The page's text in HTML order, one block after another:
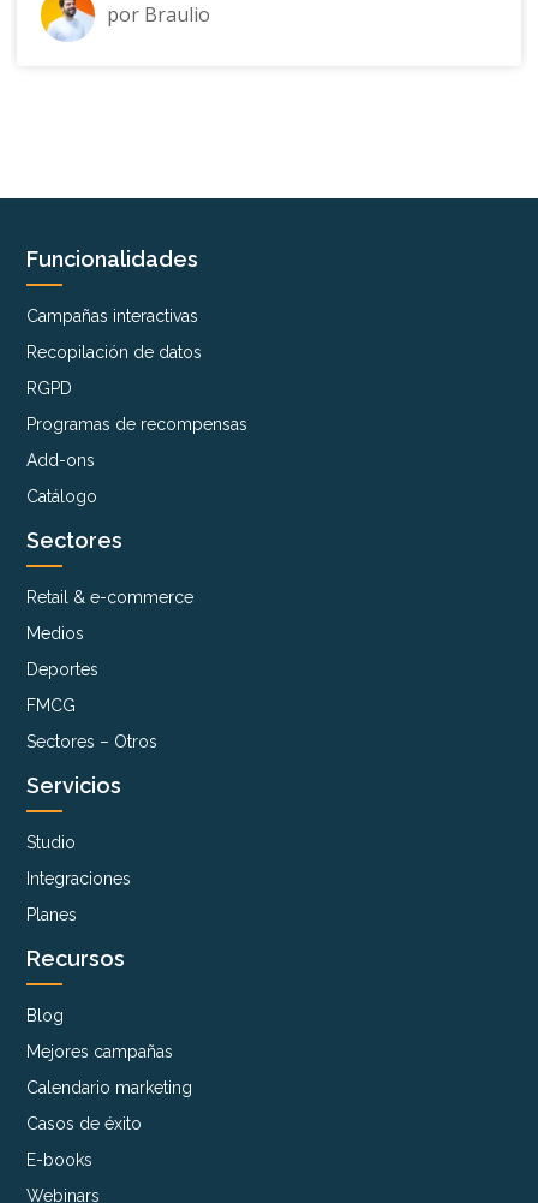
por Braulio
Funcionalidades
Campañas interactivas
Recopilación de datos
RGPD
Programas de recompensas
Add-ons
Catálogo
Sectores
Retail & e-commerce
Medios
Deportes
FMCG
Sectores – Otros
Servicios
Studio
Integraciones
Planes
Recursos
Blog
Mejores campañas
Calendario marketing
Casos de éxito
E-books
Webinars